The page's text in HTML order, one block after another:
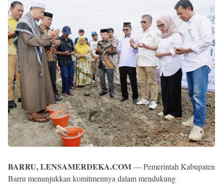
©
Copyright
2026
Lensa
Merdeka
BARRU, LENSAMERDEKA.COM— Pemerintah Kabupaten
Barru menunjukkan komitmennya dalam mendukung